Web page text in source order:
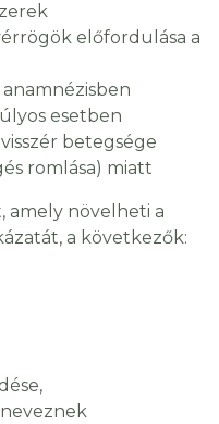
előfordulása a
esetben
betegsége
romlása) miatt
amely növelheti a
a következők: